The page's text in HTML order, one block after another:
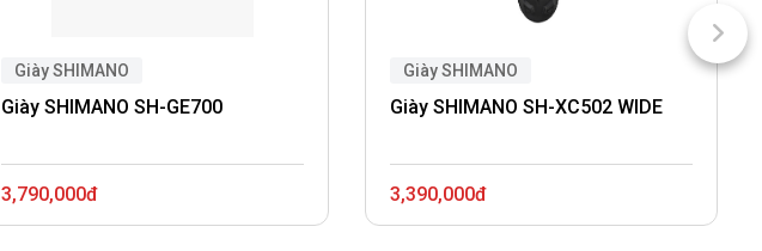
Giày SHIMANO
Giày SHIMANO SH-GE700
3,790,000đ
Giày SHIMANO
Giày SHIMANO SH-XC502 WIDE
3,390,000đ